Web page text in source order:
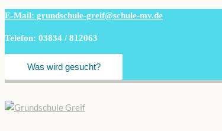
E-Mail: grundschule-greif@schule-mv.de
Telefon: 03834 / 812063